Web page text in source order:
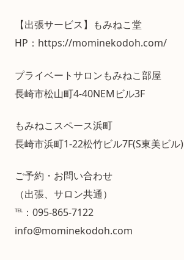
【出張サービス】もみねこ堂
HP：https://mominekodoh.com/
プライベートサロンもみねこ部屋
長崎市松山町4-40NEMビル3F
もみねこスペース浜町
長崎市浜町1-22松竹ビル7F(S東美ビル)
ご予約・お問い合わせ
（出張、サロン共通）
℡：095-865-7122
info@mominekodoh.com